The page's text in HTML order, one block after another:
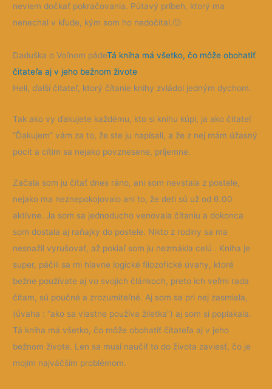
neviem dočkať pokračovania. Pútavý príbeh, ktorý ma
nenechal v kľude, kým som ho nedočítal.🙂
Daduška o Voľnom pádeTá kniha má všetko, čo môže obohatiť
čitateľa aj v jeho bežnom živote
Heli, ďalší čitateľ, ktorý čítanie knihy zvládol jedným dychom.
Tak ako vy ďakujete každému, kto si knihu kúpi, ja ako čitateľ
”Ďakujem” vám za to, že ste ju napísali, a že z nej mám úžasný
pocit a cítim sa nejako povznesene, príjemne.
Začala som ju čítať dnes ráno, ani som nevstala z postele,
nejako ma neznepokojovalo ani to, že deti sú už od 6.00
aktívne. Ja som sa jednoducho venovala čítaniu a dokonca
som dostala aj raňajky do postele. Nikto z rodiny sa ma
nesnažil vyrušovať, až pokiaľ som ju nezmákla celú . Kniha je
super, páčili sa mi hlavne logické filozofické úvahy, ktoré
bežne používate aj vo svojich článkoch, preto ich veľmi rada
čítam, sú poučné a zrozumiteľné. Aj som sa pri nej zasmiala,
(úvaha : “ako sa vlastne používa žiletka”) aj som si poplakala.
Tá kniha má všetko, čo môže obohatiť čitateľa aj v jeho
bežnom živote. Len sa musí naučiť to do života zaviesť, čo je
mojim najväčším problémom.